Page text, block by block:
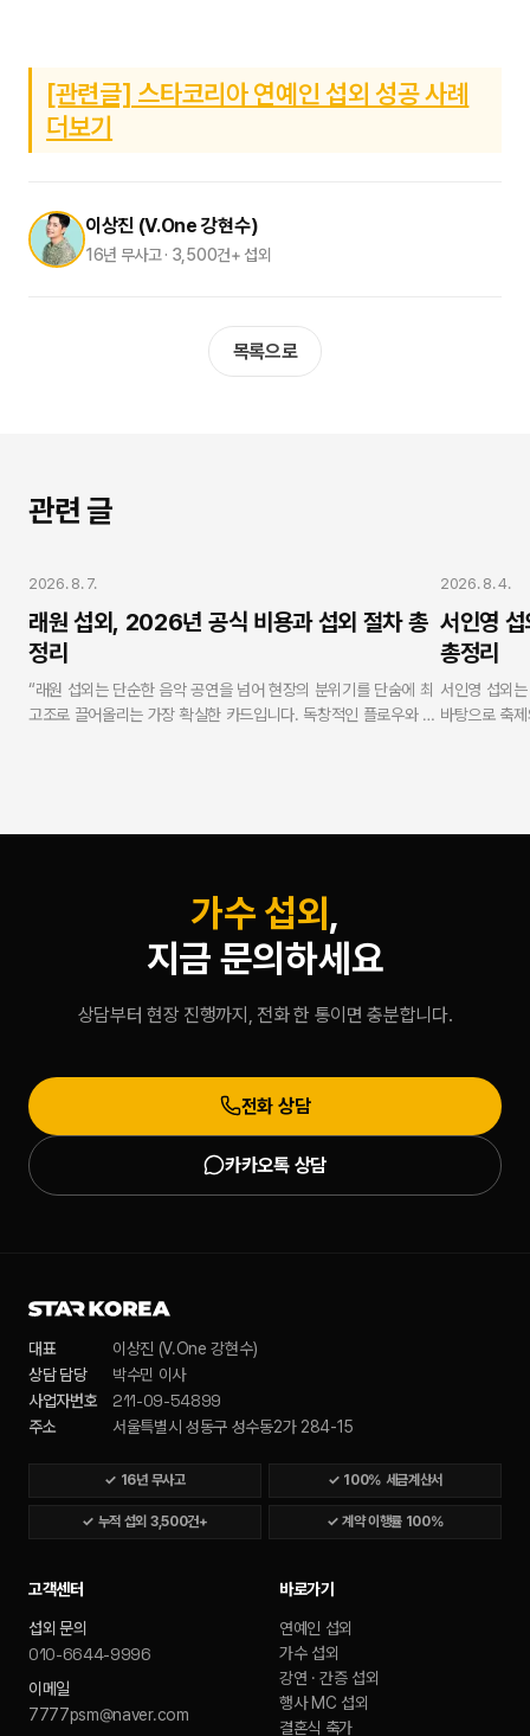
[관련글] 스타코리아 연예인 섭외 성공 사례
더보기
이상진 (V.One 강현수)
16년 무사고 · 3,500건+ 섭외
목록으로
관련 글
2026. 8. 7.
래원 섭외, 2026년 공식 비용과 섭외 절차 총
정리
“래원 섭외는 단순한 음악 공연을 넘어 현장의 분위기를 단숨에 최
고조로 끌어올리는 가장 확실한 카드입니다. 독창적인 플로우와 독
— V.One 강현수 대표 (스타코리아)
2026. 8. 4.
서인영
총정리
서인영 섭외
바탕으로 축
가수 섭외 ,
지금 문의하세요
상담부터 현장 진행까지, 전화 한 통이면 충분합니다.
전화 상담
카카오톡 상담
대표
이상진 (V.One 강현수)
상담 담당
박수민 이사
사업자번호
211-09-54899
주소 서울특별시 성동구 성수동2가 284-15
✓ 16년 무사고 ✓ 100% 세금계산서
✓ 누적 섭외 3,500건+ ✓ 계약 이행률 100%
고객센터
섭외 문의
010-6644-9996
이메일
7777psm@naver.com
바로가기
연예인 섭외
가수 섭외
강연 · 간증 섭외
행사 MC 섭외
결혼식 축가